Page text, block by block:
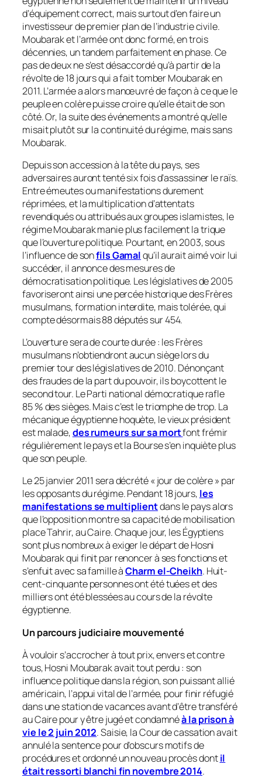
d’équipement correct, mais surtout d’en faire un
investisseur de premier plan de l’industrie civile.
Moubarak et l’armée ont donc formé, en trois
décennies, un tandem parfaitement en phase. Ce
pas de deux ne s’est désaccordé qu’à partir de la
révolte de 18 jours qui a fait tomber Moubarak en
2011. L’armée a alors manœuvré de façon à ce que le
peuple en colère puisse croire qu’elle était de son
côté. Or, la suite des événements a montré qu’elle
misait plutôt sur la continuité du régime, mais sans
Moubarak.
Depuis son accession à la tête du pays, ses
adversaires auront tenté six fois d’assassiner le raïs.
Entre émeutes ou manifestations durement
réprimées, et la multiplication d’attentats
revendiqués ou attribués aux groupes islamistes, le
régime Moubarak manie plus facilement la trique
que l’ouverture politique. Pourtant, en 2003, sous
l’influence de sonfils Gamalqu’il aurait aimé voir lui
succéder, il annonce des mesures de
démocratisation politique. Les législatives de 2005
favoriseront ainsi une percée historique des Frères
musulmans, formation interdite, mais tolérée, qui
compte désormais 88 députés sur 454.
L’ouverture sera de courte durée : les Frères
musulmans n’obtiendront aucun siège lors du
premier tour des législatives de 2010. Dénonçant
des fraudes de la part du pouvoir, ils boycottent le
second tour. Le Parti national démocratique rafle
85 % des sièges. Mais c’est le triomphe de trop. La
mécanique égyptienne hoquète, le vieux président
est malade,des rumeurs sur sa mortfont frémir
régulièrement le pays et la Bourse s’en inquiète plus
que son peuple.
Le 25 janvier 2011 sera décrété « jour de colère » par
les opposants du régime. Pendant 18 jours, les
manifestations se multiplientdans le pays alors
que l’opposition montre sa capacité de mobilisation
place Tahrir, au Caire. Chaque jour, les Égyptiens
sont plus nombreux à exiger le départ de Hosni
Moubarak qui finit par renoncer à ses fonctions et
s’enfuit avec sa famille àCharm el-Cheikh. Huit-
cent-cinquante personnes ont été tuées et des
milliers ont été blessées au cours de la révolte
égyptienne.
Un parcours judiciaire mouvementé
À vouloir s’accrocher à tout prix, envers et contre
tous, Hosni Moubarak avait tout perdu : son
influence politique dans la région, son puissant allié
américain, l’appui vital de l’armée, pour finir réfugié
dans une station de vacances avant d’être transféré
au Caire pour y être jugé et condamnéà la prison à
vie le 2 juin 2012. Saisie, la Cour de cassation avait
annulé la sentence pour d’obscurs motifs de
procédures et ordonné un nouveau procès dontil
était ressorti blanchi fin novembre 2014.